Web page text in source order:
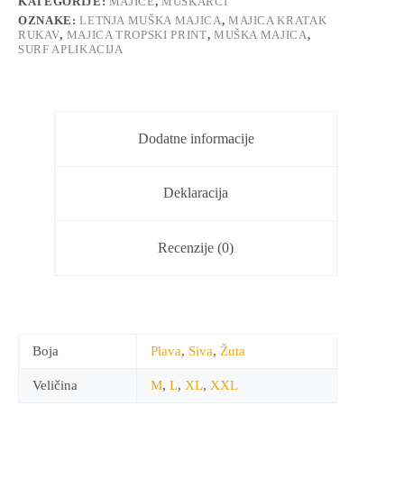
OZNAKE:LETNJA MUŠKA MAJICA, MAJICA KRATAK
RUKAV, MAJICA TROPSKI PRINT, MUŠKA MAJICA,
SURF APLIKACIJA
Dodatne informacije
Deklaracija
Recenzije (0)
Boja Plava, Siva, Žuta
Veličina M, L, XL, XXL